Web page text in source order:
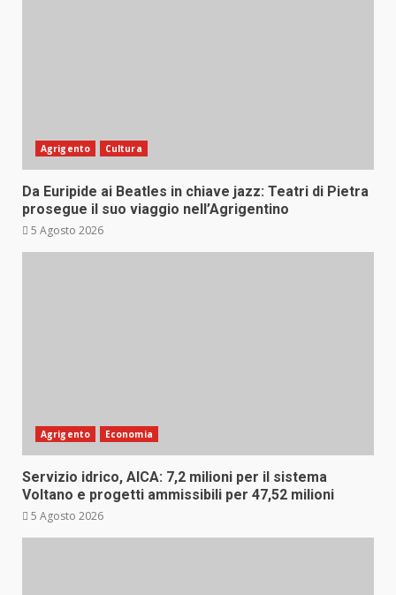
Agrigento Cultura
Da Euripide ai Beatles in chiave jazz: Teatri di Pietra
prosegue il suo viaggio nell’Agrigentino
5 Agosto 2026
Agrigento Economia
Servizio idrico, AICA: 7,2 milioni per il sistema
Voltano e progetti ammissibili per 47,52 milioni
5 Agosto 2026